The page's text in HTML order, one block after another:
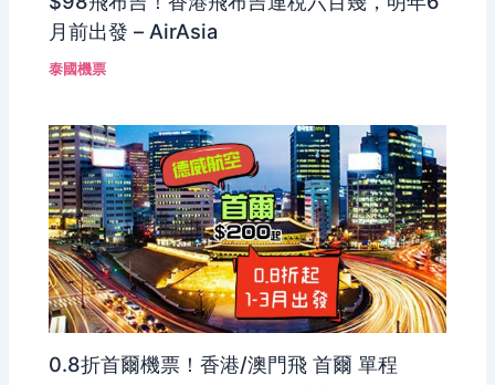
月前出發 – AirAsia
泰國機票
0.8折首爾機票！香港/澳門飛 首爾 單程